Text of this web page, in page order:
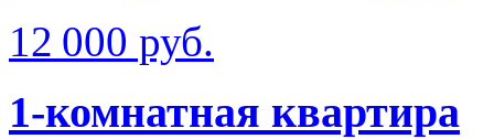
12 000 руб.
1-комнатная квартира